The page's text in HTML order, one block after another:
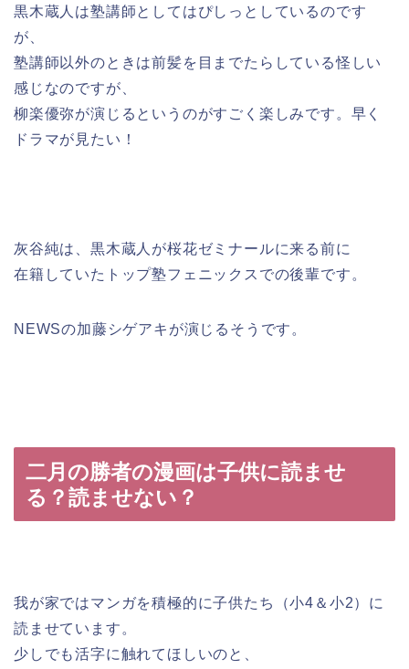
黒木蔵人は塾講師としてはぴしっとしているのです
が、
塾講師以外のときは前髪を目までたらしている怪しい
感じなのですが、
柳楽優弥が演じるというのがすごく楽しみです。早く
ドラマが見たい！
灰谷純は、黒木蔵人が桜花ゼミナールに来る前に
在籍していたトップ塾フェニックスでの後輩です。
NEWSの加藤シゲアキが演じるそうです。
二月の勝者の漫画は子供に読ませ
る？読ませない？
我が家ではマンガを積極的に子供たち（小4＆小2）に
読ませています。
少しでも活字に触れてほしいのと、